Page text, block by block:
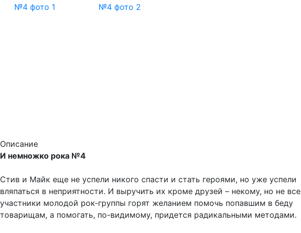
Описание
И немножко рока №4
Стив и Майк еще не успели никого спасти и стать героями, но уже успели
вляпаться в неприятности. И выручить их кроме друзей – некому, но не все
участники молодой рок-группы горят желанием помочь попавшим в беду
товарищам, а помогать, по-видимому, придется радикальными методами.